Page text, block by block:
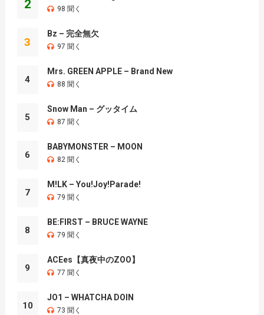
2 98 聞く
3
Bz – 完全無欠
97 聞く
4
Mrs. GREEN APPLE – Brand New
88 聞く
5
Snow Man – グッタイム
87 聞く
6
BABYMONSTER – MOON
82 聞く
7
M!LK – You!Joy!Parade!
79 聞く
8
BE:FIRST – BRUCE WAYNE
79 聞く
9
ACEes【真夜中のZOO】
77 聞く
10
JO1 – WHATCHA DOIN
73 聞く